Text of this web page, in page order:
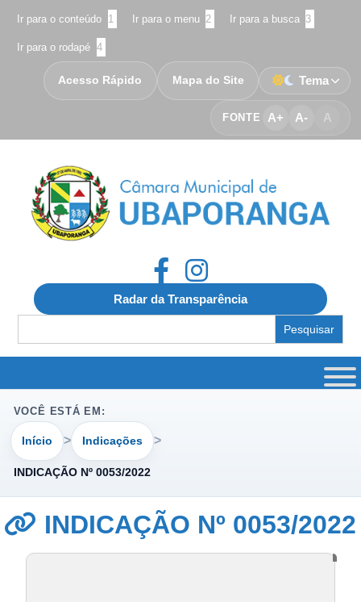
Ir para o conteúdo 1 Ir para o menu 2 Ir para a busca 3
Ir para o rodapé 4
FONTE A+ A- A
Acesso Rápido Mapa do Site Tema
Radar da Transparência
for:
VOCÊ ESTÁ EM:
Início Indicações
INDICAÇÃO Nº 0053/2022
INDICAÇÃO Nº 0053/2022